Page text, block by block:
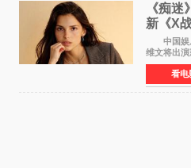
《痴
新《X
言“魔
中国娱
维文将出
年暑期档大
特也有望
还处于有
看电